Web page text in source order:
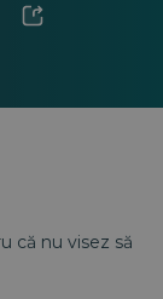
că nu visez să